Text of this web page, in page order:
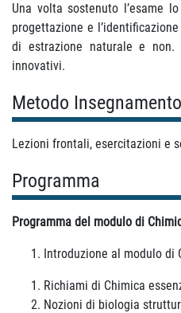
Una volta sostenuto l’esame
progettazione e
di estrazione naturale e non.
innovativi.
Metodo Insegnamento
Lezioni frontali, esercitazioni e
Programma
Programma del modulo di
Introduzione al modulo di
Richiami di Chimica
Nozioni di biologia